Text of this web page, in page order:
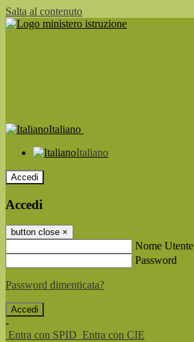
Salta al contenuto
Italiano
Italiano
Accedi
Accedi
button close ×
Nome Utente
Password
Password dimenticata?
-
Entra con SPID Entra con CIE